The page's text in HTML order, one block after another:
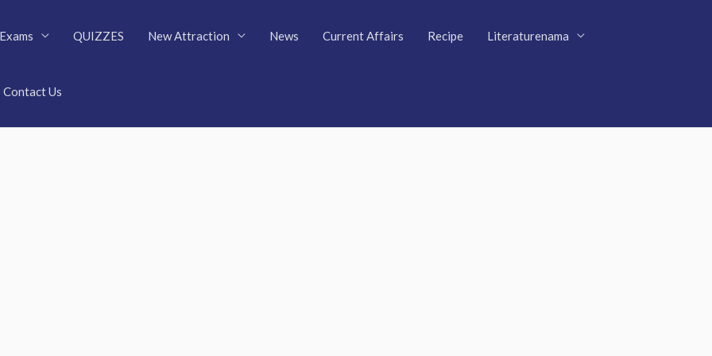
Exams QUIZZES New Attraction News Current Affairs Recipe Literaturenama
Contact Us